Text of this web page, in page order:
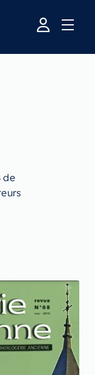
de